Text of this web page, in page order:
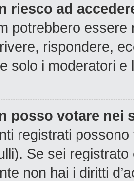
riesco ad
potrebbero
rispondere,
solo i moderatori e
posso votare nei
registrati
Se sei
non hai i diritti